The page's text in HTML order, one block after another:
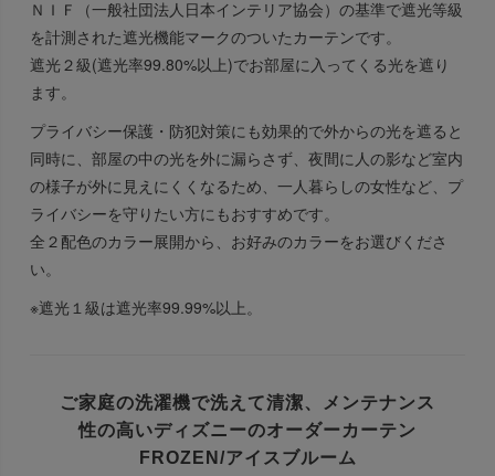
ＮＩＦ（一般社団法人日本インテリア協会）の基準で遮光等級
を計測された遮光機能マークのついたカーテンです。
遮光２級(遮光率99.80%以上)でお部屋に入ってくる光を遮り
ます。
プライバシー保護・防犯対策にも効果的で外からの光を遮ると
同時に、部屋の中の光を外に漏らさず、夜間に人の影など室内
の様子が外に見えにくくなるため、一人暮らしの女性など、プ
ライバシーを守りたい方にもおすすめです。
全２配色のカラー展開から、お好みのカラーをお選びくださ
い。
※遮光１級は遮光率99.99%以上。
ご家庭の洗濯機で洗えて清潔、
メンテナンス
性の高いディズニーのオーダーカーテン
FROZEN/アイスブルーム